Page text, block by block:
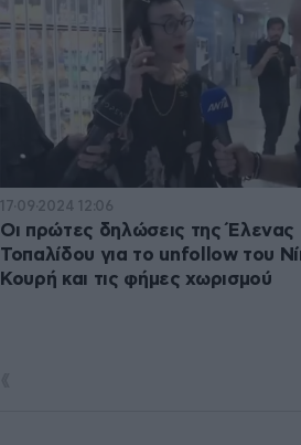
17·09·2024 12:06
Οι πρώτες δηλώσεις της Έλενας
Τοπαλίδου για το unfollow του
Κουρή και τις φήμες χωρισμού